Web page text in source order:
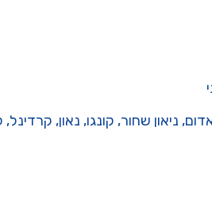
ניאון שחור, קונגו, נאון, קרדינל,